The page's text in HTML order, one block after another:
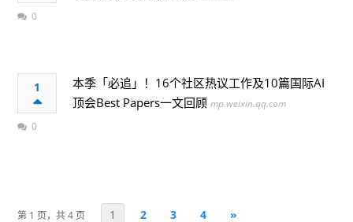
0
1
本季「必追」！16个社区热议工作及10篇国际AI
顶会Best Papers一文回顾 mp.weixin.qq.com
0
第 1 页，共 4 页 1 2 3 4 »